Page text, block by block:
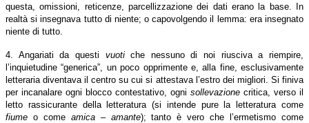
questa, omissioni, reticenze, parcellizzazione dei dati erano la base. In
realtà si insegnava tutto di niente; o capovolgendo il lemma: era insegnato
niente di tutto.
4. Angariati da questi vuotiche nessuno di noi riusciva a riempire,
l’inquietudine “generica”, un poco opprimente e, alla fine, esclusivamente
letteraria diventava il centro su cui si attestava l’estro dei migliori. Si finiva
per incanalare ogni blocco contestativo, ogni sollevazione critica, verso il
letto rassicurante della letteratura (si intende pure la letteratura come
fiume o come amica – amante); tanto è vero che l’ermetismo come